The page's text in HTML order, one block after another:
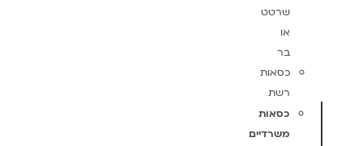
שרטט
או
בר
כסאות
רשת
כסאות
משרדיים